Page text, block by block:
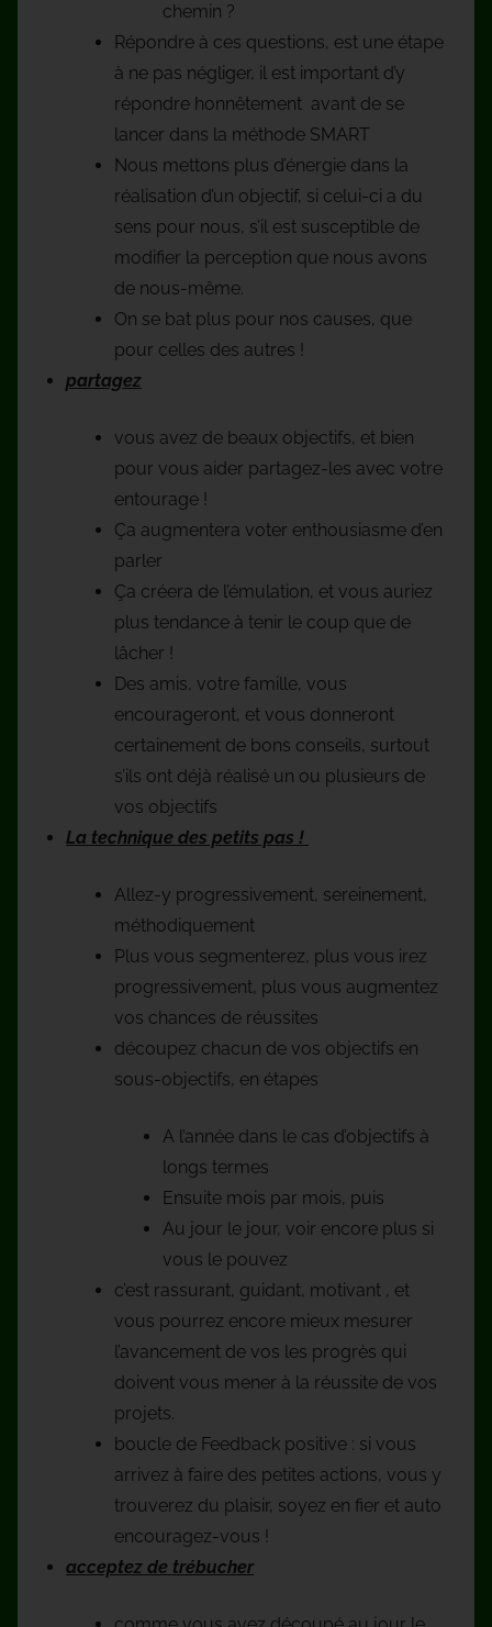
chemin ?
Répondre à ces questions, est une étape
à ne pas négliger, il est important d’y
répondre honnêtement avant de se
lancer dans la méthode SMART
Nous mettons plus d’énergie dans la
réalisation d’un objectif, si celui-ci a du
sens pour nous, s’il est susceptible de
modifier la perception que nous avons
de nous-même.
On se bat plus pour nos causes, que
pour celles des autres !
partagez
vous avez de beaux objectifs, et bien
pour vous aider partagez-les avec votre
entourage !
Ça augmentera voter enthousiasme d’en
parler
Ça créera de l’émulation, et vous auriez
plus tendance à tenir le coup que de
lâcher !
Des amis, votre famille, vous
encourageront, et vous donneront
certainement de bons conseils, surtout
s’ils ont déjà réalisé un ou plusieurs de
vos objectifs
La technique des petits pas !
Allez-y progressivement, sereinement,
méthodiquement
Plus vous segmenterez, plus vous irez
progressivement, plus vous augmentez
vos chances de réussites
découpez chacun de vos objectifs en
sous-objectifs, en étapes
A l’année dans le cas d’objectifs à
longs termes
Ensuite mois par mois, puis
Au jour le jour, voir encore plus si
vous le pouvez
c’est rassurant, guidant, motivant , et
vous pourrez encore mieux mesurer
l’avancement de vos les progrès qui
doivent vous mener à la réussite de vos
projets.
boucle de Feedback positive : si vous
arrivez à faire des petites actions, vous y
trouverez du plaisir, soyez en fier et auto
encouragez-vous !
acceptez de trébucher